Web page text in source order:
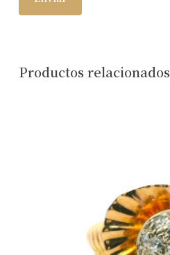
Productos relacionados